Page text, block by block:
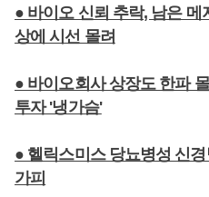
● 바이오 신뢰 추락, 남은
상에 시선 몰려
● 바이오회사 상장도 한파
투자 '냉가슴'
● 헬릭스미스 당뇨병성 신
가피